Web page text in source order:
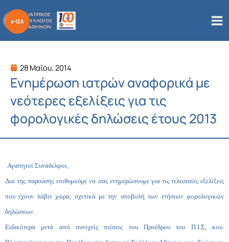
στο
περιεχόμενο
28 Μαΐου, 2014
Ενημέρωση ιατρών αναφορικά με
νεότερες εξελίξεις για τις
φορολογικές δηλώσεις έτους 2013
Αγαπητοί Συνάδελφοι,
Δια της παρούσης επιθυμούμε να σας ενημερώσουμε για τις τελευταίες εξελίξεις
που έχουν λάβει χώρα, σχετικά με την υποβολή των ετήσιων φορολογικών
δηλώσεων.
Ειδικότερα μετά από συνεχείς πιέσεις του Προέδρου του Π.Ι.Σ, κου.